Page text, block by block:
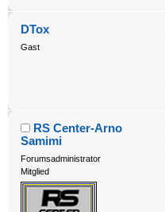
DTox
Gast
RS Center-Arno
Samimi
Forumsadministrator
Mitglied